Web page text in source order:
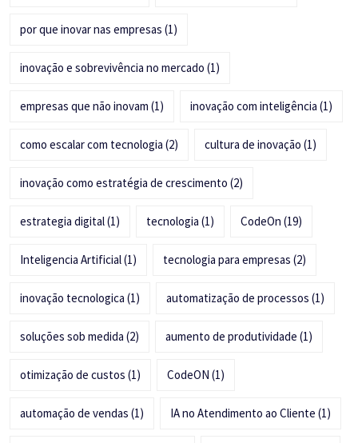
por que inovar nas empresas (1)
inovação e sobrevivência no mercado (1)
empresas que não inovam (1) inovação com inteligência (1)
como escalar com tecnologia (2) cultura de inovação (1)
inovação como estratégia de crescimento (2)
estrategia digital(1) tecnologia (1) CodeOn (19)
Inteligencia Artificial(1) tecnologia para empresas (2)
inovação tecnologica (1) automatização de processos (1)
soluções sob medida (2) aumento de produtividade (1)
otimização de custos (1) CodeON (1)
automação de vendas (1) IA no Atendimento ao Cliente (1)